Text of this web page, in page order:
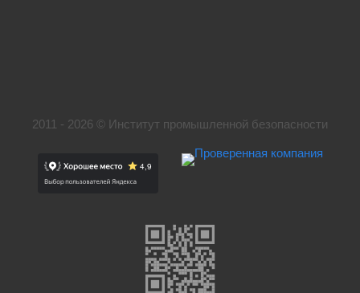
2011 - 2026 © Институт промышленной безопасности